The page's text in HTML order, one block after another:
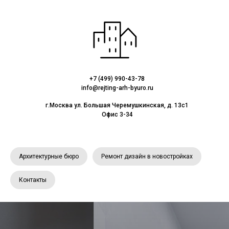
+7 (499) 990-43-78
info@rejting-arh-byuro.ru
г.Москва ул. Большая Черемушкинская, д. 13с1
Офис 3-34
Архитектурные бюро Ремонт дизайн в новостройках
Контакты